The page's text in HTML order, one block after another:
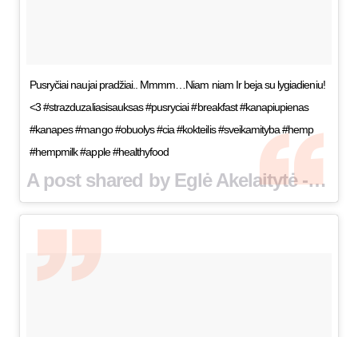
Pusryčiai naujai pradžiai.. Mmmm…Niam niam Ir beja su lygiadieniu!
<3 #strazduzaliasisauksas #pusryciai #breakfast #kanapiupienas
#kanapes #mango #obuolys #cia #kokteilis #sveikamityba #hemp
#hempmilk #apple #healthyfood
A post shared by Eglė Akelaitytė -Vertelkė (@egle_akelaityte_vertelke) on